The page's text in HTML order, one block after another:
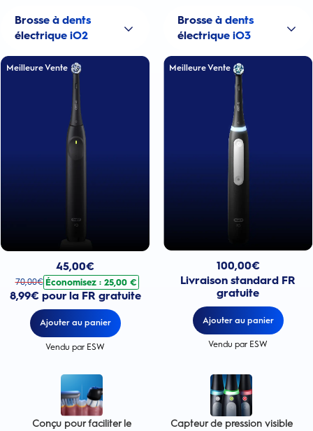
Brosse à dents
électrique iO2
Meilleure Vente
45,00€
70,00€ Économisez : 25,00 €
8,99€ pour la FR gratuite
Ajouter au panier
Vendu par ESW
Brosse à dents
électrique iO3
Meilleure Vente
100,00€
Livraison standard FR
gratuite
Ajouter au panier
Vendu par ESW
Conçu pour faciliter le Capteur de pression visible